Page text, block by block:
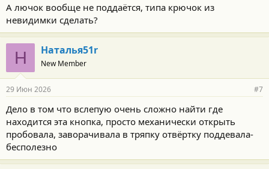
А лючок вообще не поддаётся, типа крючок из
невидимки сделать?
Н Наталья51r
New Member
29 Июн 2026 #7
Дело в том что вслепую очень сложно найти где
находится эта кнопка, просто механически открыть
пробовала, заворачивала в тряпку отвёртку поддевала-
бесполезно